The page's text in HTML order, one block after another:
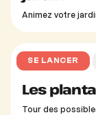
Animez votre
SE LANCER
Les
Tour des